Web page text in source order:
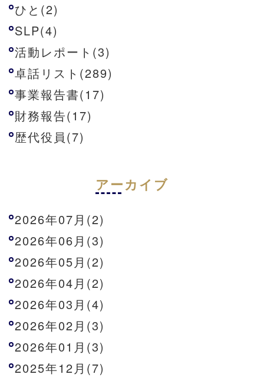
ひと(2)
SLP(4)
活動レポート(3)
卓話リスト(289)
事業報告書(17)
財務報告(17)
歴代役員(7)
アーカイブ
2026年07月(2)
2026年06月(3)
2026年05月(2)
2026年04月(2)
2026年03月(4)
2026年02月(3)
2026年01月(3)
2025年12月(7)